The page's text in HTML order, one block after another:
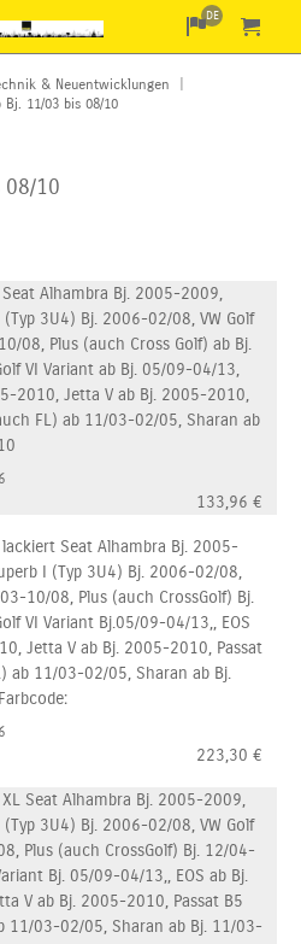
DE
& Neuentwicklungen
Bj. 11/03 bis 08/10
08/10
Seat Alhambra Bj. 2005-2009,
(Typ 3U4) Bj. 2006-02/08, VW Golf
08, Plus (auch Cross Golf) ab Bj.
VI Variant ab Bj. 05/09-04/13,
2010, Jetta V ab Bj. 2005-2010,
FL) ab 11/03-02/05, Sharan ab
133,96 €
lackiert Seat Alhambra Bj. 2005-
I (Typ 3U4) Bj. 2006-02/08,
10/08, Plus (auch CrossGolf) Bj.
VI Variant Bj.05/09-04/13,, EOS
Jetta V ab Bj. 2005-2010, Passat
ab 11/03-02/05, Sharan ab Bj.
223,30 €
XL Seat Alhambra Bj. 2005-2009,
(Typ 3U4) Bj. 2006-02/08, VW Golf
Plus (auch CrossGolf) Bj. 12/04-
Bj. 05/09-04/13,, EOS ab Bj.
V ab Bj. 2005-2010, Passat B5
11/03-02/05, Sharan ab Bj. 11/03-